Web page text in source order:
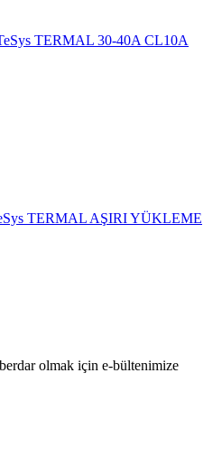
TERMAL 30-40A CL10A
TERMAL AŞIRI YÜKLEME
olmak için e-bültenimize